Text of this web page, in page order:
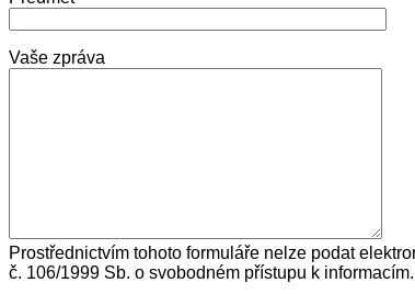
Vaše zpráva
Prostřednictvím tohoto formuláře nelze podat
č. 106/1999 Sb. o svobodném přístupu k informacím.